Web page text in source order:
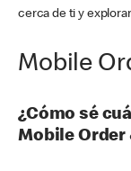
cerca de ti y
Mobile
¿Cómo sé
Mobile Order